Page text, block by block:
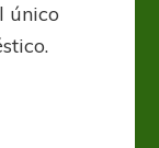
único